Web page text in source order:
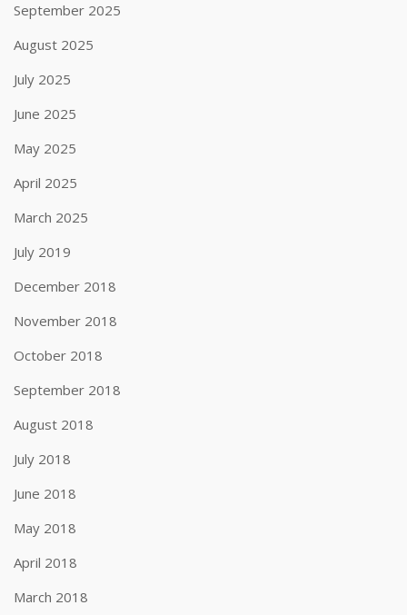
September 2025
August 2025
July 2025
June 2025
May 2025
April 2025
March 2025
July 2019
December 2018
November 2018
October 2018
September 2018
August 2018
July 2018
June 2018
May 2018
April 2018
March 2018